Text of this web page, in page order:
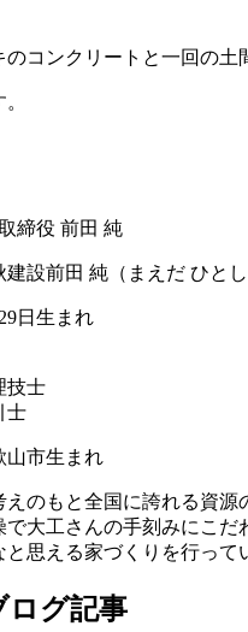
のコンクリートと一回の土
建設前田 純 （まえだ ひとし
日生まれ
技士
士
山市生まれ
えのもと全国に誇れる資源
で大工さんの手刻みにこだ
思える家づくりを行って
ログ記事